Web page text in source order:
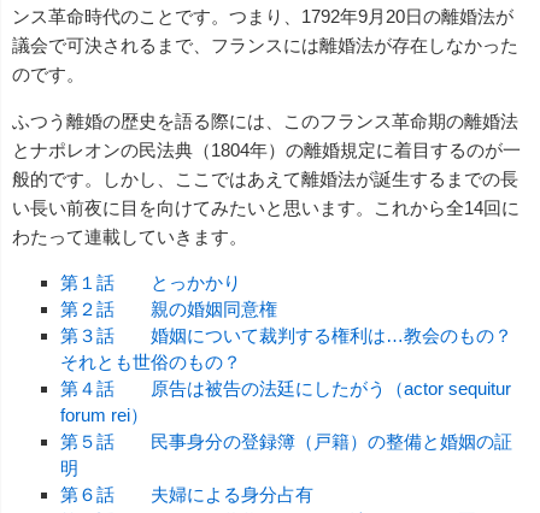
ンス革命時代のことです。つまり、1792年9月20日の離婚法が
議会で可決されるまで、フランスには離婚法が存在しなかった
のです。
ふつう離婚の歴史を語る際には、このフランス革命期の離婚法
とナポレオンの民法典（1804年）の離婚規定に着目するのが一
般的です。しかし、ここではあえて離婚法が誕生するまでの長
い長い前夜に目を向けてみたいと思います。これから全14回に
わたって連載していきます。
第１話 とっかかり
第２話 親の婚姻同意権
第３話 婚姻について裁判する権利は…教会のもの？
それとも世俗のもの？
第４話 原告は被告の法廷にしたがう（actor sequitur
forum rei）
第５話 民事身分の登録簿（戸籍）の整備と婚姻の証
明
第６話 夫婦による身分占有